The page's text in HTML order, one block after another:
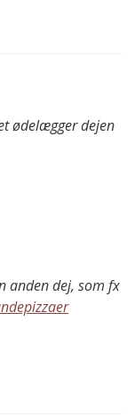
ødelægger dejen
anden dej, som fx